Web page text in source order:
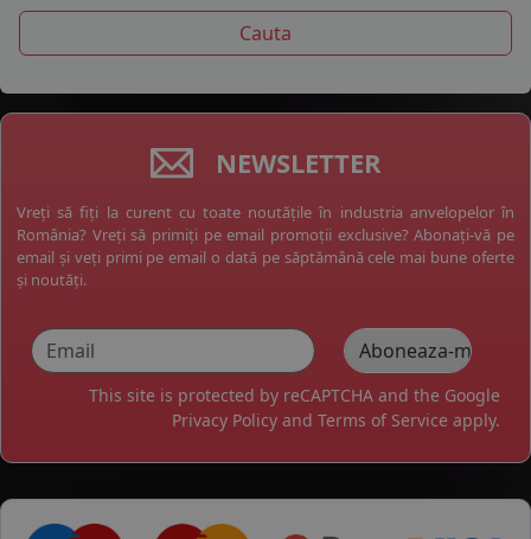
NEWSLETTER
Vreți să fiți la curent cu toate noutățile în industria anvelopelor în
România? Vreți să primiți pe email promoții exclusive? Abonați-vă pe
email și veți primi pe email o dată pe săptămână cele mai bune oferte
și noutăți.
This site is protected by reCAPTCHA and the Google
Privacy Policy and Terms of Service apply.